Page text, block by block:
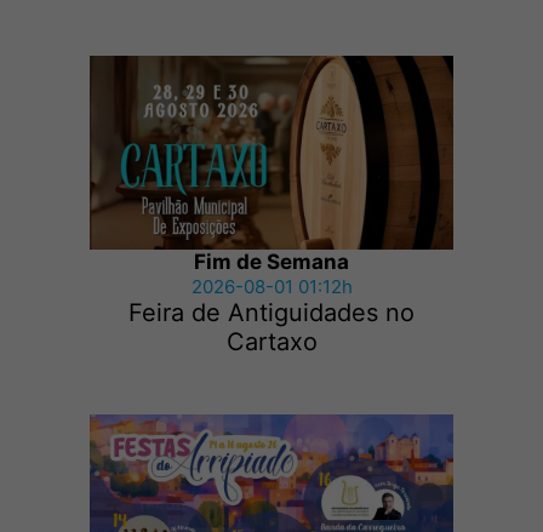
Fim de Semana
2026-08-01 01:12h
Feira de Antiguidades no
Cartaxo